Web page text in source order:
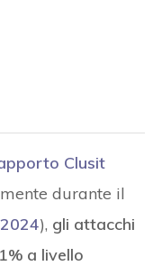
Clusit
durante il
), gli attacchi
a livello